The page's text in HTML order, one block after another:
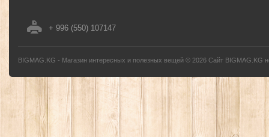
+ 996 (550) 107147
BIGMAG.KG - Магазин интересных и полезных вещей © 2026 Сайт BIGMAG.KG
без письменного разрешения автора - запрещено, и будет преследоваться по